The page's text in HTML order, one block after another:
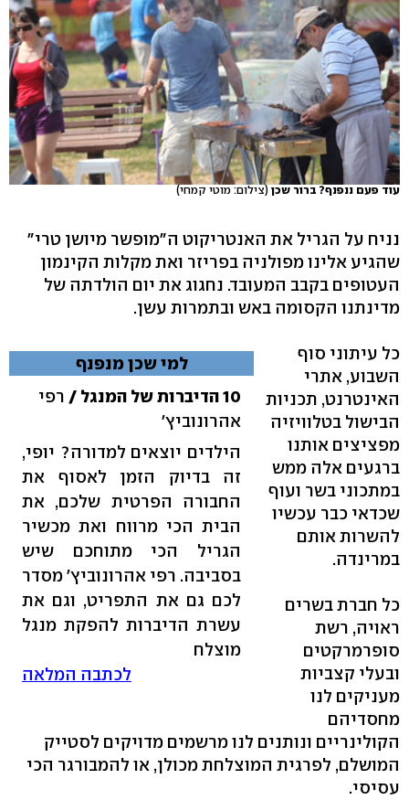
עוד פעם ננפנף? ברור שכן (צילום: מוטי קמחי)
נניח על הגריל את האנטריקוט ה"מופשר מיושן טרי"
שהגיע אלינו מפולניה בפריזר ואת מקלות הקינמון
העטופים בקבב המעובד. נחגוג את יום הולדתה של
מדינתנו הקסומה באש ובתמרות עשן.
למי שכן מנפנף
10 הדיברות של המנגל /
רפי
אהרונוביץ'
הילדים יוצאים למדורה? יופי,
זה בדיוק הזמן לאסוף את
החבורה הפרטית שלכם, את
הבית הכי מרווח ואת מכשיר
הגריל הכי מתוחכם שיש
בסביבה. רפי אהרונוביץ' מסדר
לכם גם את התפריט, וגם את
עשרת הדיברות להפקת מנגל
מוצלח
לכתבה המלאה
כל עיתוני סוף
השבוע, אתרי
האינטרנט, תכניות
הבישול בטלוויזיה
מפציצים אותנו
ברגעים אלה ממש
במתכוני בשר ועוף
שכדאי כבר עכשיו
להשרות אותם
במרינדה.
כל חברת בשרים
ראויה, רשת
סופרמרקטים
ובעלי קצביות
מעניקים לנו
מחסדיהם
הקולינריים ונותנים לנו מרשמים מדויקים לסטייק
המושלם, לפרגית המוצלחת מכולן, או להמבורגר הכי
עסיסי.